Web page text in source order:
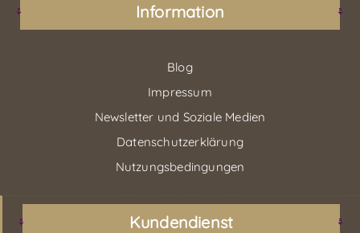
Information
Blog
Impressum
Newsletter und Soziale Medien
Datenschutzerklärung
Nutzungsbedingungen
Kundendienst